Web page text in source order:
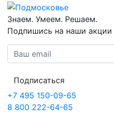
Знаем. Умеем. Решаем.
Подпишись на наши акции
Подписаться
+7 495 150-09-65
8 800 222-64-65